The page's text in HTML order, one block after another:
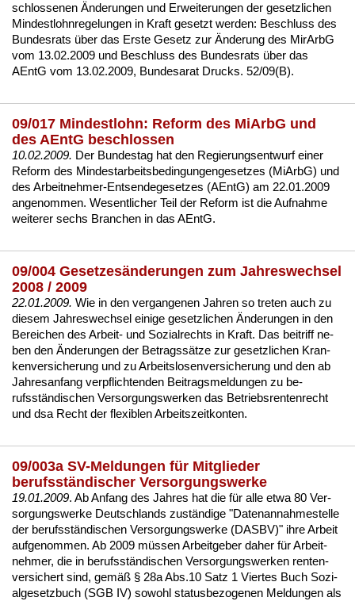
schlos­se­nen Ände­run­gen und Er­wei­te­run­gen der ge­setz­li­chen
Min­dest­lohn­re­ge­lun­gen in Kraft ge­setzt wer­den: Be­schluss des
Bun­des­rats über das Ers­te Ge­setz zur Ände­rung des Mi­rArbG
vom 13.02.2009 und Be­schluss des Bun­des­rats über das
AEntG vom 13.02.2009, Bun­de­sa­rat Drucks. 52/09(B).
09/017 Mindestlohn: Reform des MiArbG und
des AEntG beschlossen
10.02.2009. Der Bun­des­tag hat den Re­gie­rungs­ent­wurf ei­ner
Re­form des Min­dest­ar­beits­be­din­gun­gen­ge­set­zes (Mi­ArbG) und
des Ar­beit­neh­mer-Ent­sen­de­ge­set­zes (AEntG) am 22.01.2009
an­ge­nom­men. We­sent­li­cher Teil der Re­form ist die Auf­nah­me
wei­te­rer sechs Bran­chen in das AEntG.
09/004 Gesetzesänderungen zum Jahreswechsel
2008 / 2009
22.01.2009. Wie in den ver­gan­ge­nen Jah­ren so tre­ten auch zu
die­sem Jah­res­wech­sel ei­ni­ge ge­setz­li­chen Ände­run­gen in den
Be­rei­chen des Ar­beit- und So­zi­al­rechts in Kraft. Das bei­triff ne­
ben den Ände­run­gen der Be­tragssätze zur ge­setz­li­chen Kran­
ken­ver­si­che­rung und zu Ar­beits­lo­sen­ver­si­che­rung und den ab
Jah­res­an­fang ver­pflich­ten­den Bei­trags­mel­dun­gen zu be­
rufsständi­schen Ver­sor­gungs­wer­ken das Be­triebs­ren­ten­recht
und dsa Recht der fle­xi­blen Ar­beits­zeit­kon­ten.
09/003a SV-Meldungen für Mitglieder
berufsständischer Versorgungswerke
19.01.2009. Ab An­fang des Jah­res hat die für al­le et­wa 80 Ver­
sor­gungs­wer­ke Deutsch­lands zuständi­ge "Da­ten­an­nah­me­stel­le
der be­rufsständi­schen Ver­sor­gungs­wer­ke (DASBV)" ih­re Ar­beit
auf­ge­nom­men. Ab 2009 müssen Ar­beit­ge­ber da­her für Ar­beit­
neh­mer, die in be­rufsständi­schen Ver­sor­gungs­wer­ken ren­ten­
ver­si­chert sind, gemäß § 28a Abs.10 Satz 1 Vier­tes Buch So­zi­
al­ge­setz­buch (SGB IV) so­wohl sta­tus­be­zo­ge­nen Mel­dun­gen als